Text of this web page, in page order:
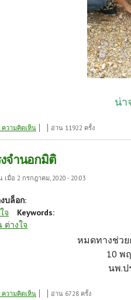
น่า
ความหลัง
ความคิดเห็น อ่าน 11922 ครั้ง
จำนอกมิติ
เมื่อ 2 กรกฎาคม, 2020 - 20:03
บล็อก:
จ
Keywords:
ต่างใจ
หมดทางช่ว
10 พ
นพ.ป
ความทรงจำนอกมิติ
ความคิดเห็น อ่าน 6728 ครั้ง